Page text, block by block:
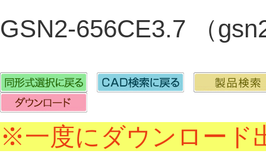
GSN2-656CE3.7 （
※一度にダウンロード